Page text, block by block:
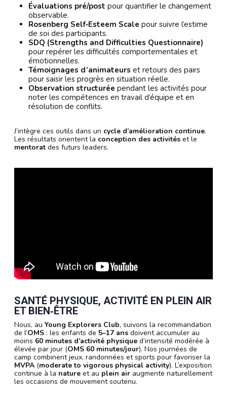
Évaluations pré/post pour quantifier le changement
observable.
Rosenberg Self‑Esteem Scale pour suivre l’estime
de soi des participants.
SDQ (Strengths and Difficulties Questionnaire)
pour repérer les difficultés comportementales et
émotionnelles.
Témoignages d’animateurs et retours des pairs
pour saisir les progrès en situation réelle.
Observation structurée pendant les activités pour
noter les compétences en travail d’équipe et en
résolution de conflits.
J’intègre ces outils dans un cycle d’amélioration continue.
Les résultats orientent la conception des activités et le
mentorat des futurs leaders.
SANTÉ PHYSIQUE, ACTIVITÉ EN PLEIN AIR
ET BIEN‑ÊTRE
Nous, au Young Explorers Club, suivons la recommandation
de l’OMS : les enfants de 5–17 ans doivent accumuler au
moins 60 minutes d’activité physique d’intensité modérée à
élevée par jour (OMS 60 minutes/jour). Nos journées de
camp combinent jeux, randonnées et sports pour favoriser la
MVPA (moderate to vigorous physical activity). L’exposition
continue à la nature et au plein air augmente naturellement
les occasions de mouvement soutenu.